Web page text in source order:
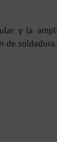
y la
de soldadura.